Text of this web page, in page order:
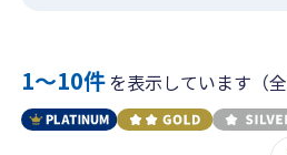
1〜10件を表示しています（全